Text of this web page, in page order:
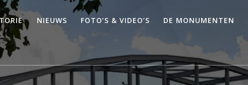
NIEUWS FOTO’S & VIDEO’S DE MONUMENTEN